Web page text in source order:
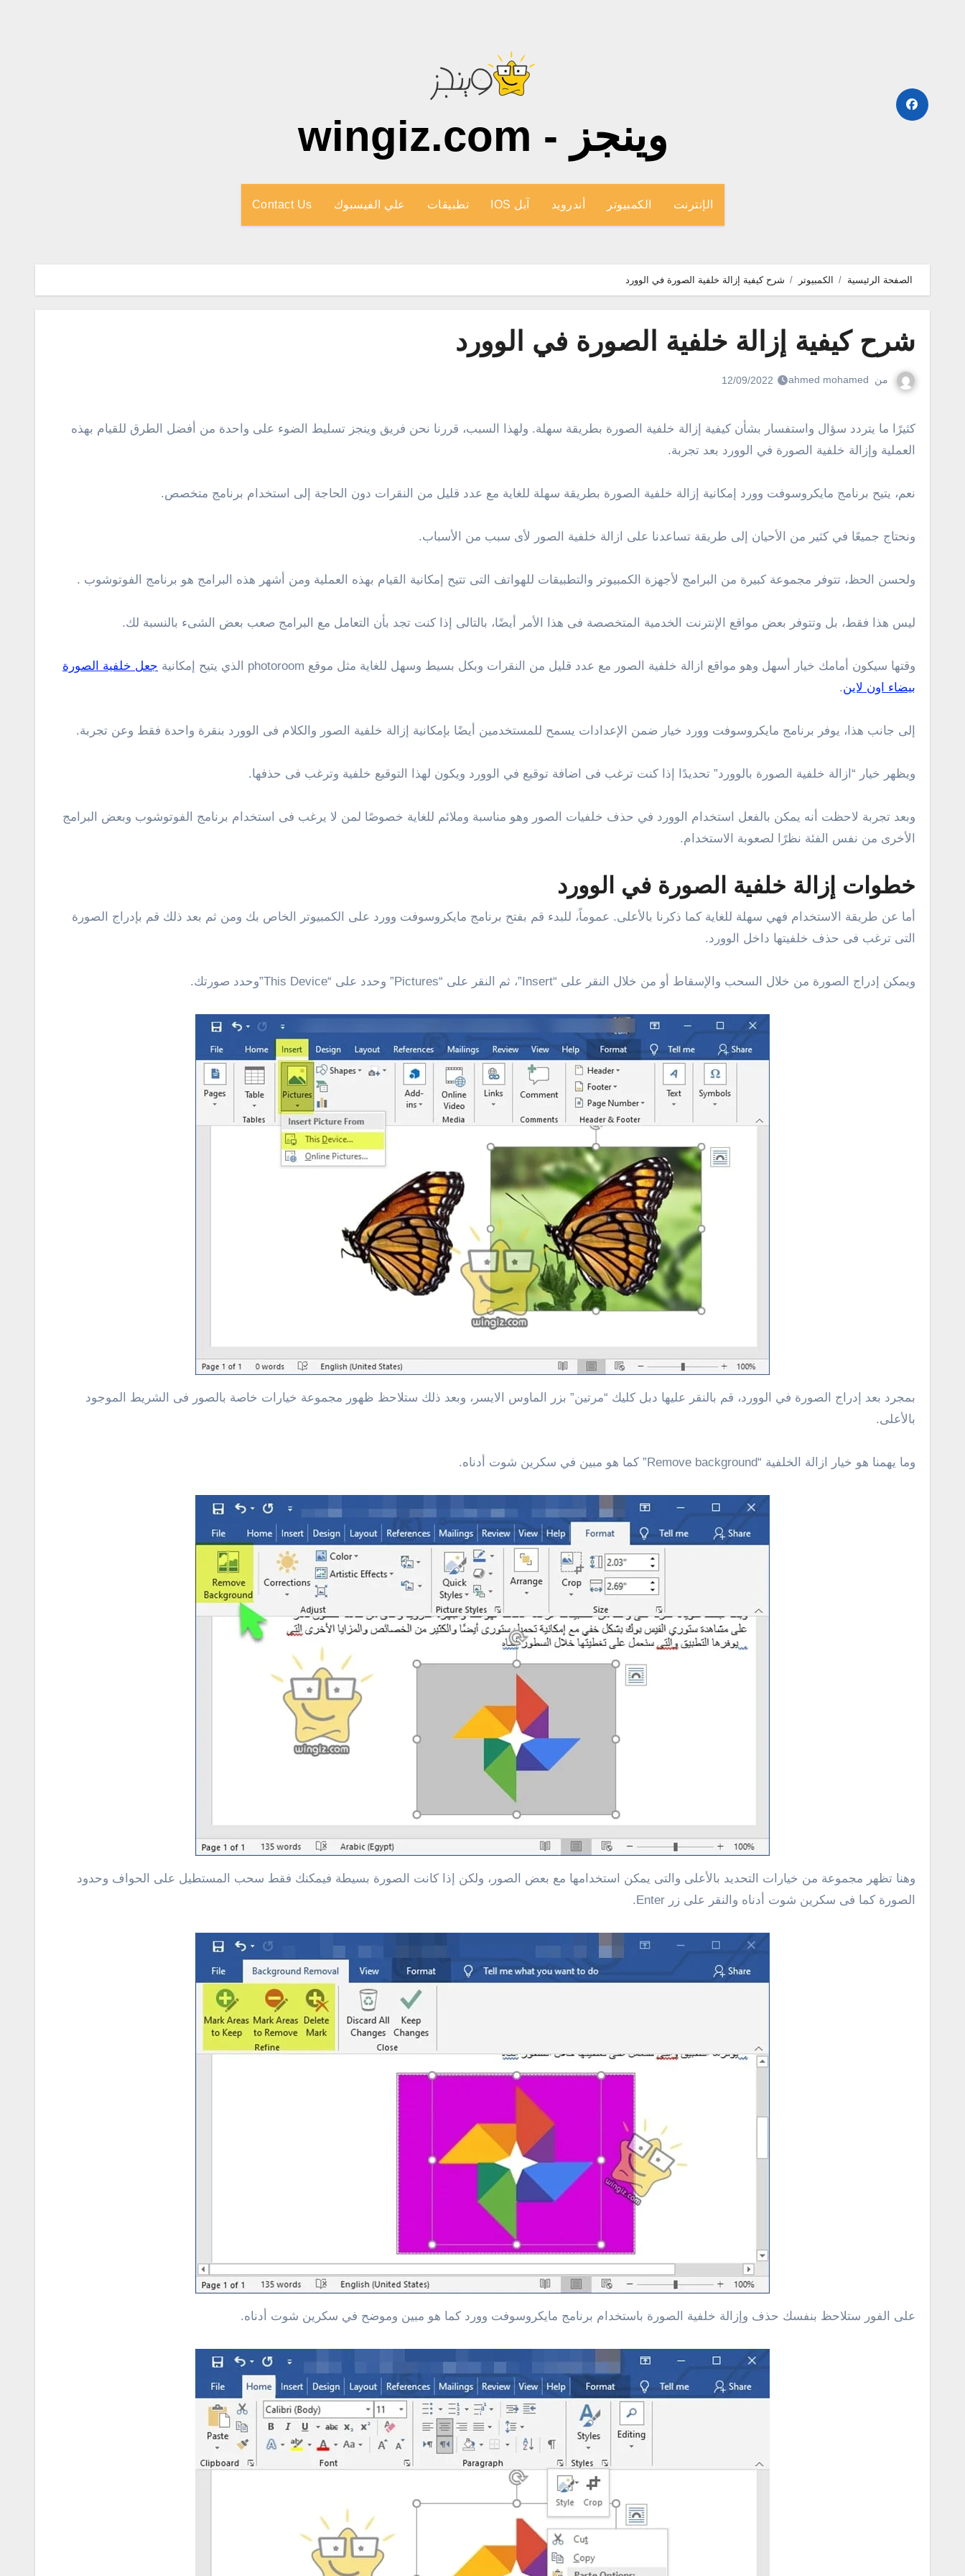
وينجز - wingiz.com
الإنترنت الكمبيوتر أندرويد آبل IOS تطبيقات علي الفيسبوك Contact Us
الصفحة الرئيسية الكمبيوتر شرح كيفية إزالة خلفية الصورة في الوورد
شرح كيفية إزالة خلفية الصورة في الوورد
من ahmed mohamed
12/09/2022
كثيرًا ما يتردد سؤال واستفسار بشأن كيفية إزالة خلفية الصورة بطريقة سهلة. ولهذا السبب، قررنا نحن فريق وينجز تسليط الضوء على واحدة من أفضل الطرق للقيام بهذه
العملية وإزالة خلفية الصورة في الوورد بعد تجربة.
نعم، يتيح برنامج مايكروسوفت وورد إمكانية إزالة خلفية الصورة بطريقة سهلة للغاية مع عدد قليل من النقرات دون الحاجة إلى استخدام برنامج متخصص.
ونحتاج جميعًا في كثير من الأحيان إلى طريقة تساعدنا على ازالة خلفية الصور لأى سبب من الأسباب.
ولحسن الحظ، تتوفر مجموعة كبيرة من البرامج لأجهزة الكمبيوتر والتطبيقات للهواتف التى تتيح إمكانية القيام بهذه العملية ومن أشهر هذه البرامج هو برنامج الفوتوشوب .
ليس هذا فقط، بل وتتوفر بعض مواقع الإنترنت الخدمية المتخصصة فى هذا الأمر أيضًا، بالتالى إذا كنت تجد بأن التعامل مع البرامج صعب بعض الشىء بالنسبة لك.
وقتها سيكون أمامك خيار أسهل وهو مواقع ازالة خلفية الصور مع عدد قليل من النقرات وبكل بسيط وسهل للغاية مثل موقع photoroom الذي يتيح إمكانية
جعل خلفية الصورة
بيضاء اون لاين.
إلى جانب هذا، يوفر برنامج مايكروسوفت وورد خيار ضمن الإعدادات يسمح للمستخدمين أيضًا بإمكانية إزالة خلفية الصور والكلام فى الوورد بنقرة واحدة فقط وعن تجربة.
ويظهر خيار “ازالة خلفية الصورة بالوورد” تحديدًا إذا كنت ترغب فى اضافة توقيع في الوورد ويكون لهذا التوقيع خلفية وترغب فى حذفها.
وبعد تجربة لاحظت أنه يمكن بالفعل استخدام الوورد في حذف خلفيات الصور وهو مناسبة وملائم للغاية خصوصًا لمن لا يرغب فى استخدام برنامج الفوتوشوب وبعض البرامج
الأخرى من نفس الفئة نظرًا لصعوبة الاستخدام.
خطوات إزالة خلفية الصورة في الوورد
أما عن طريقة الاستخدام فهي سهلة للغاية كما ذكرنا بالأعلى. عموماً، للبدء قم بفتح برنامج مايكروسوفت وورد على الكمبيوتر الخاص بك ومن ثم بعد ذلك قم بإدراج الصورة
التى ترغب فى حذف خلفيتها داخل الوورد.
ويمكن إدراج الصورة من خلال السحب والإسقاط أو من خلال النقر على “Insert”، ثم النقر على “Pictures” وحدد على “This Device”وحدد صورتك.
بمجرد بعد إدراج الصورة في الوورد، قم بالنقر عليها دبل كليك “مرتين” بزر الماوس الايسر، وبعد ذلك ستلاحظ ظهور مجموعة خيارات خاصة بالصور فى الشريط الموجود
بالأعلى.
وما يهمنا هو خيار ازالة الخلفية “Remove background” كما هو مبين في سكرين شوت أدناه.
وهنا تظهر مجموعة من خيارات التحديد بالأعلى والتى يمكن استخدامها مع بعض الصور، ولكن إذا كانت الصورة بسيطة فيمكنك فقط سحب المستطيل على الحواف وحدود
الصورة كما فى سكرين شوت أدناه والنقر على زر Enter.
على الفور ستلاحظ بنفسك حذف وإزالة خلفية الصورة باستخدام برنامج مايكروسوفت وورد كما هو مبين وموضح في سكرين شوت أدناه.